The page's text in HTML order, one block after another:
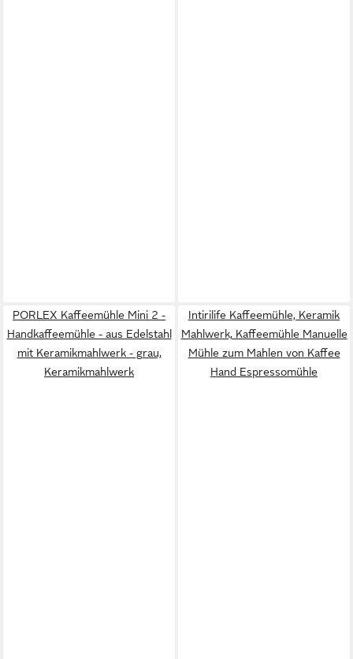
PORLEX Kaffeemühle Mini 2 -
Handkaffeemühle - aus Edelstahl
mit Keramikmahlwerk - grau,
Keramikmahlwerk
Intirilife Kaffeemühle, Keramik
Mahlwerk, Kaffeemühle Manuelle
Mühle zum Mahlen von Kaffee
Hand Espressomühle